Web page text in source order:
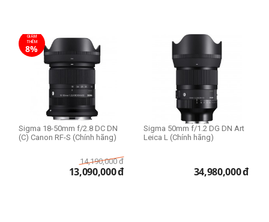
GIẢM
THÊM
8%
Sigma 18-50mm f/2.8 DC DN
(C) Canon RF-S (Chính hãng)
14,190,000 đ
13,090,000đ
Sigma 50mm f/1.2 DG DN Art
Leica L (Chính hãng)
34,980,000đ